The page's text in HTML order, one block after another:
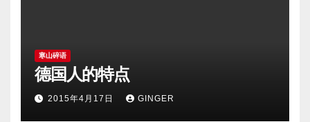
寒山碎语
德国人的特点
2015年4月17日 GINGER